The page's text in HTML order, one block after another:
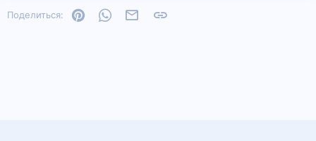
Поделиться: PinterestWhatsAppЭлектронная почта